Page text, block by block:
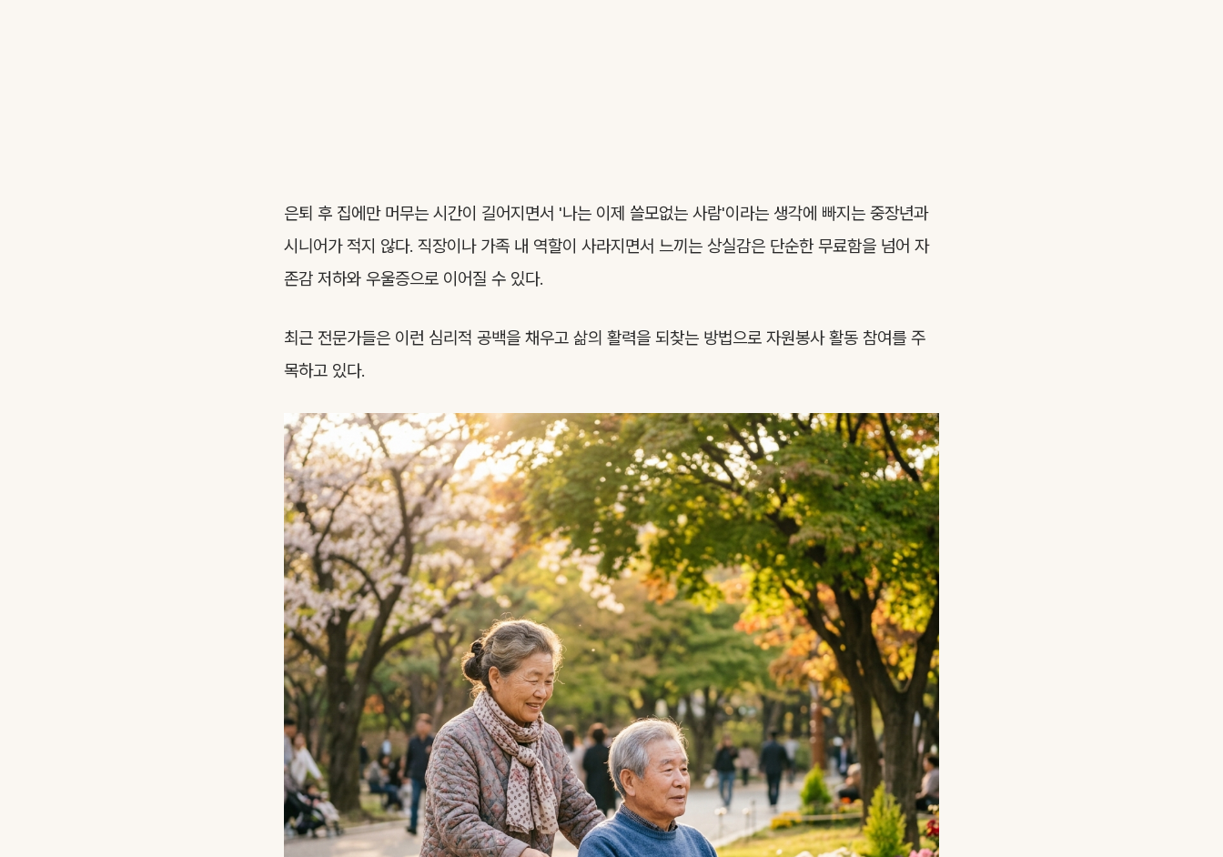
은퇴 후 집에만 머무는 시간이 길어지면서 '나는 이제 쓸모없는 사람'이라는 생각에 빠지는 중장년과
시니어가 적지 않다. 직장이나 가족 내 역할이 사라지면서 느끼는 상실감은 단순한 무료함을 넘어 자
존감 저하와 우울증으로 이어질 수 있다.
최근 전문가들은 이런 심리적 공백을 채우고 삶의 활력을 되찾는 방법으로 자원봉사 활동 참여를 주
목하고 있다.